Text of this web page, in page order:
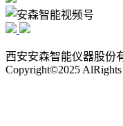
西安安森智能仪器股份
Copyright©2025 AlRights